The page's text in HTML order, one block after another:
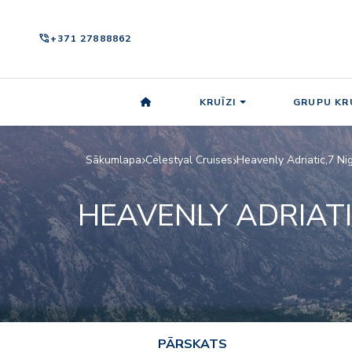
phone_in_talk+371 27888862
KRUĪZI GRUPU
Sākumlapa Celestyal Cruises Heavenly Adriatic,7
HEAVENLY
PĀRSKATS